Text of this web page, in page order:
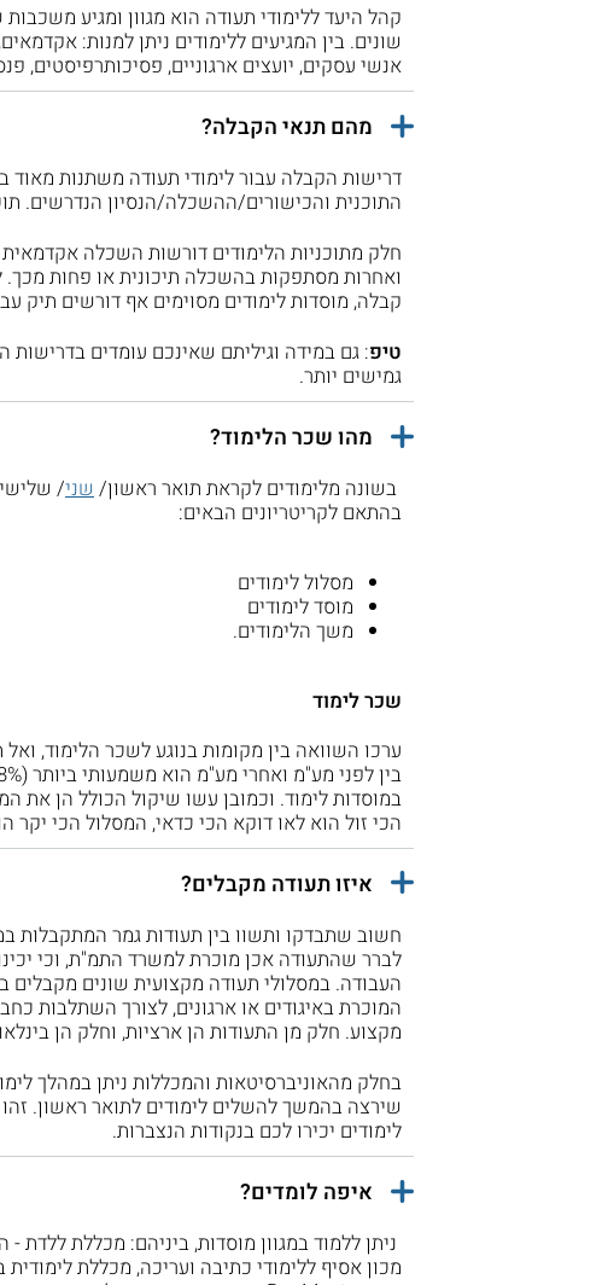
קהל היעד ללימודי תעודה הוא מגוון ומגיע
שונים. בין המגיעים ללימודים ניתן למנות:
אנשי עסקים, יועצים ארגוניים, פסיכותרפיסטים,
מהם תנאי הקבלה?
דרישות הקבלה עבור לימודי תעודה משתנות
התוכנית והכישורים/ההשכלה/הנסיון הנדרשים.
חלק מתוכניות הלימודים דורשות השכלה
ואחרות מסתפקות בהשכלה תיכונית או פחות מכך.
קבלה, מוסדות לימודים מסוימים אף דורשים תיק
טיפ: גם במידה וגיליתם שאינכם עומדים
גמישים יותר.
מהו שכר הלימוד?
בשונה מלימודים לקראת תואר ראשון/שני/
בהתאם לקריטריונים הבאים:
מסלול לימודים
מוסד לימודים
משך הלימודים.
שכר לימוד
ערכו השוואה בין מקומות בנוגע לשכר הלימוד,
במוסדות לימוד. וכמובן עשו שיקול הכולל הן את
הכי זול הוא לאו דוקא הכי כדאי, המסלול הכי יקר
איזו תעודה מקבלים?
חשוב שתבדקו ותשוו בין תעודות גמר המתקבלות
לברר שהתעודה אכן מוכרת למשרד התמ"ת, וכי
העבודה. במסלולי תעודה מקצועית שונים
המוכרת באיגודים או ארגונים, לצורך השתלבות
מקצוע. חלק מן התעודות הן ארציות, וחלק הן
בחלק מהאוניברסיטאות והמכללות ניתן במהלך
שירצה בהמשך להשלים לימודים לתואר ראשון.
לימודים יכירו לכם בנקודות הנצברות.
איפה לומדים?
ניתן ללמוד במגוון מוסדות, ביניהם: מכללת